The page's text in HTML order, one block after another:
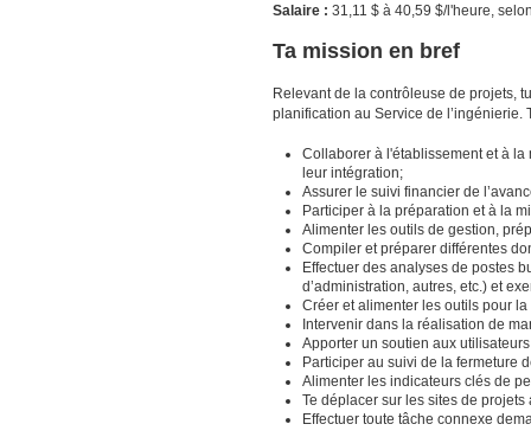
Salaire : 31,11 $ à 40,59 $/l'heure,
Ta mission en bref
Relevant de la contrôleuse de projets,
planification au Service de
Collaborer à l'établissement et à
leur intégration;
Assurer le suivi financier de
Participer à la préparation et à la
Alimenter les outils de gestion,
Compiler et préparer différentes
Effectuer des analyses de postes
d’administration, autres, etc.) et
Créer et alimenter les outils pour
Intervenir dans la réalisation de
Apporter un soutien aux
Participer au suivi de la fermeture
Alimenter les indicateurs clés de
Te déplacer sur les sites de projets
Effectuer toute tâche connexe